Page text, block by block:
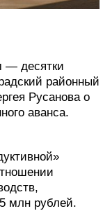
— десятки
районный
Русанова о
аванса.
млн рублей.